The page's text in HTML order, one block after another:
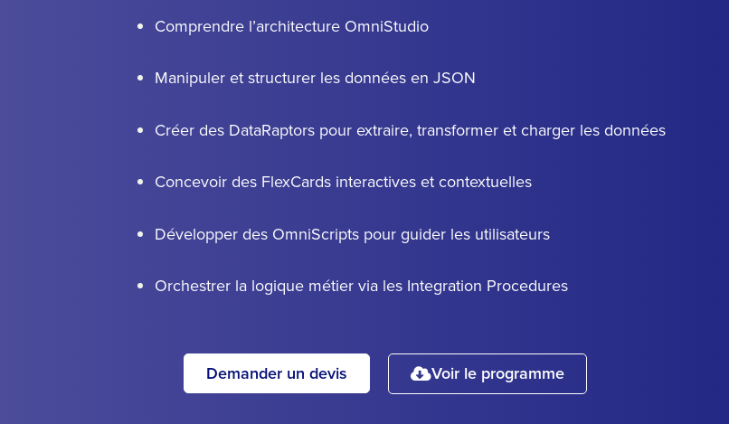
Comprendre l’architecture OmniStudio
Manipuler et structurer les données en JSON
Créer des DataRaptors pour extraire, transformer et charger les données
Concevoir des FlexCards interactives et contextuelles
Développer des OmniScripts pour guider les utilisateurs
Orchestrer la logique métier via les Integration Procedures
Demander un devis Voir le programme